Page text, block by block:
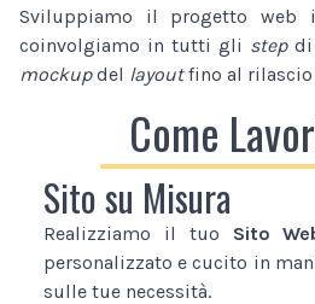
Sviluppiamo il progetto web
coinvolgiamo in tutti gli stepdi
mockupdel layoutfino al rilascio
Come
Sito su Misura
Realizziamo il tuo Sito
personalizzato e cucito in
sulle tue necessità.